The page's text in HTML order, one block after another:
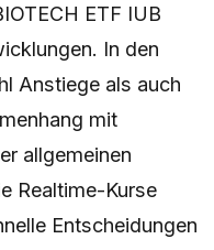
ETF IUB
In den
Anstiege als auch
mit
allgemeinen
Realtime-Kurse
Entscheidungen